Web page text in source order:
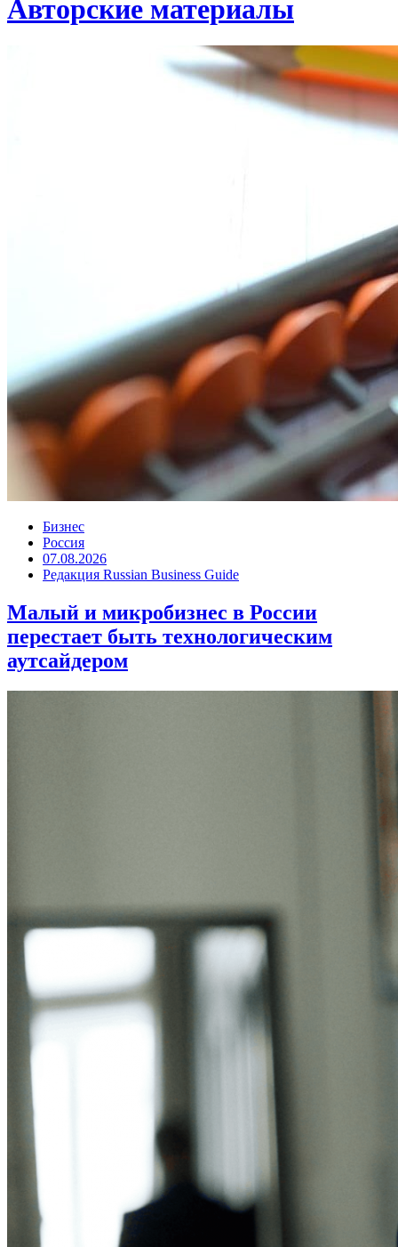
Авторские материалы
Бизнес
Россия
07.08.2026
Редакция Russian Business Guide
Малый и микробизнес в России
перестает быть технологическим
аутсайдером